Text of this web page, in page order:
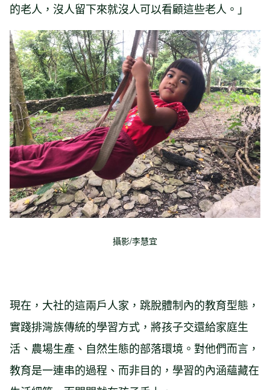
的老人，沒人留下來就沒人可以看顧這些老人。」
攝影/李慧宜
現在，大社的這兩戶人家，跳脫體制內的教育型態，
實踐排灣族傳統的學習方式，將孩子交還給家庭生
活、農場生產、自然生態的部落環境。對他們而言，
教育是一連串的過程、而非目的，學習的內涵蘊藏在